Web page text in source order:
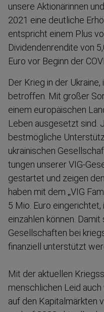
unsere Aktionä­rinnen
2021 eine deutliche
entspricht einem Plus
Dividen­den­rendite von
Euro vor Beginn der
Der Krieg in der
betroffen. Mit großer
einem europäischen
Leben ausgesetzt sind.
bestmögliche
ukrainischen
tungen unserer VIG-​
gestartet und zeigen
haben mit dem „VIG
5 Mio. Euro
einzahlen können.
Gesell­schaften bei
finanziell unterstützt
Mit der aktuellen
mensch­lichen Leid
auf den Kapital­märkten